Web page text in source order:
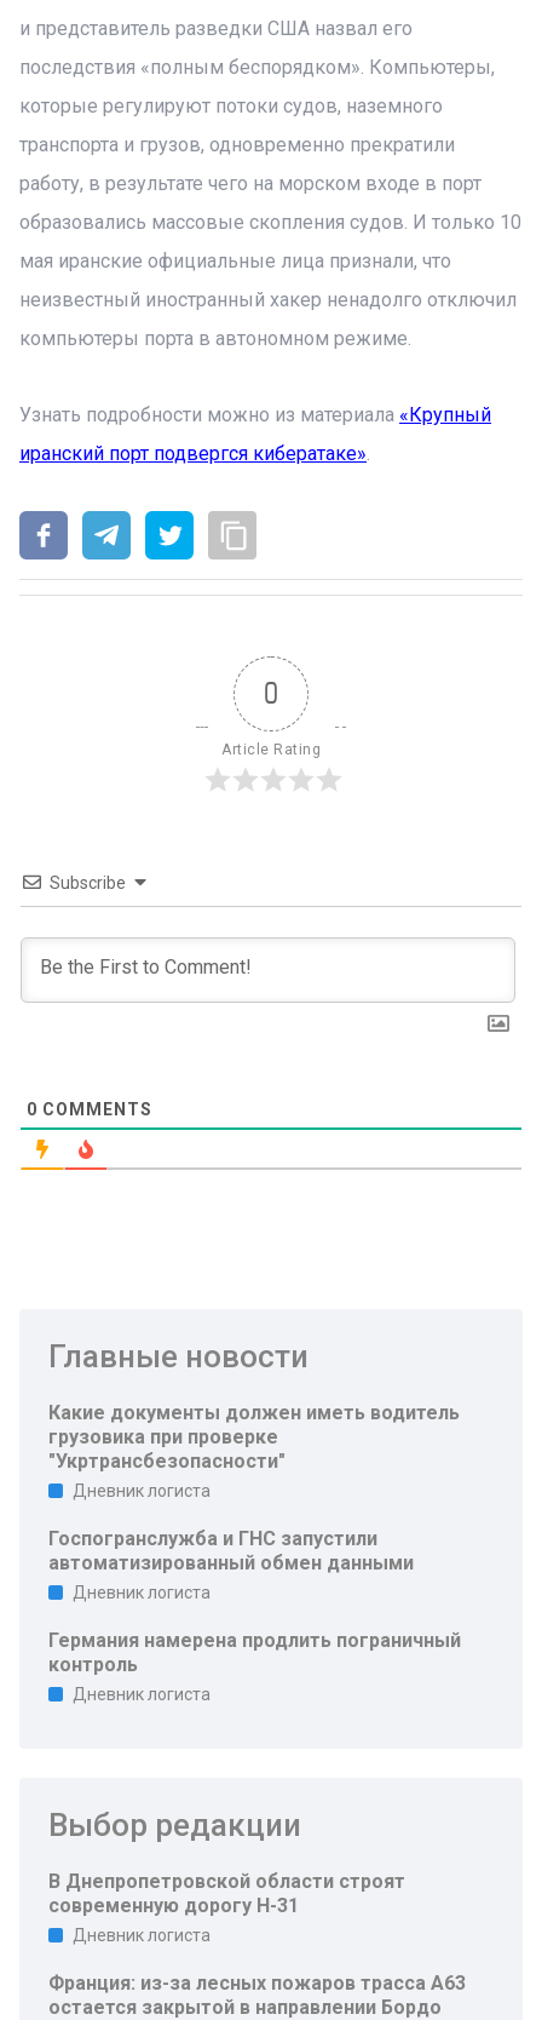
и представитель разведки США назвал его
последствия «полным беспорядком». Компьютеры,
которые регулируют потоки судов, наземного
транспорта и грузов, одновременно прекратили
работу, в результате чего на морском входе в порт
образовались массовые скопления судов. И только 10
мая иранские официальные лица признали, что
неизвестный иностранный хакер ненадолго отключил
компьютеры порта в автономном режиме.
Узнать подробности можно из материала «Крупный
иранский порт подвергся кибератаке».
0
Article Rating
Subscribe
0 COMMENTS
Главные новости
Какие документы должен иметь водитель
грузовика при проверке
"Укртрансбезопасности"
Дневник логиста
Госпогранслужба и ГНС запустили
автоматизированный обмен данными
Дневник логиста
Германия намерена продлить пограничный
контроль
Дневник логиста
Выбор редакции
В Днепропетровской области строят
современную дорогу Н-31
Дневник логиста
Франция: из-за лесных пожаров трасса A63
остается закрытой в направлении Бордо